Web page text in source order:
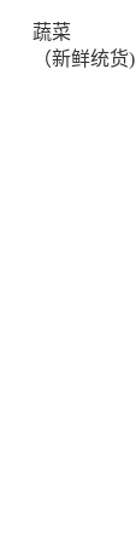
蔬菜
（新鲜统货)